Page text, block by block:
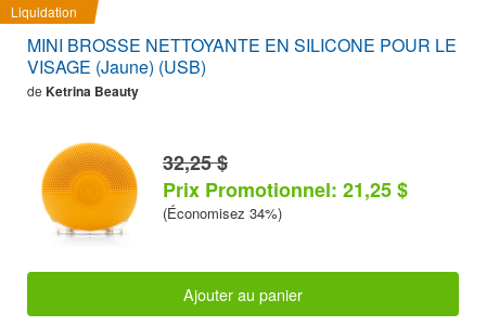
Liquidation
MINI BROSSE NETTOYANTE EN SILICONE POUR LE
VISAGE (Jaune) (USB)
de Ketrina Beauty
32,25 $
Prix Promotionnel: 21,25 $
(Économisez 34%)
Ajouter au panier